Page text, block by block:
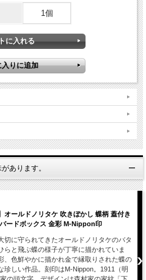
り人々の間で大切に愛され守られ続けて
人たちの作品に向かう丁寧な姿勢や技術力
サー。
方々との出会いを楽しみしています。
、製造時の小さな穴、色の付着、窯キズが
年以上たつアンティーク品としては美品
なかなく希少な作品です。
ける爽やかで豪華なセット品です。
ージ品はすべてインテリアとして輸入し
さい。
1個
あります。
オールドノリタケ 吹きぼかし 蝶柄 蓋付き
ードボックス 金彩 M-Nippon印
切に守られてきたオールドノリタケのバタ
らと飛ぶ蝶の様子が丁寧に描かれていま
、色鮮やかに描かれ金で縁取りされた蝶の
珍しい作品。刻印はM-Nippon。1911（明